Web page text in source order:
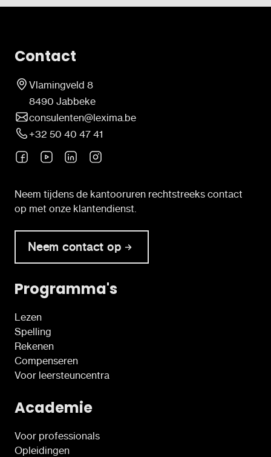
Contact
Vlamingveld 8
8490 Jabbeke
consulenten@lexima.be
+32 50 40 47 41
Neem tijdens de kantooruren rechtstreeks contact
op met onze klantendienst.
Neem contact op
Programma's
Lezen
Spelling
Rekenen
Compenseren
Voor leersteuncentra
Academie
Voor professionals
Opleidingen